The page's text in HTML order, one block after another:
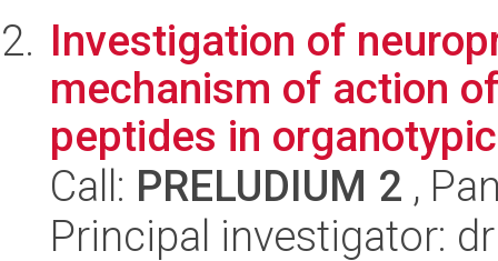
Investigation of
mechanism of action
peptides in
Call: PRELUDIUM 2 ,
Principal investigator: